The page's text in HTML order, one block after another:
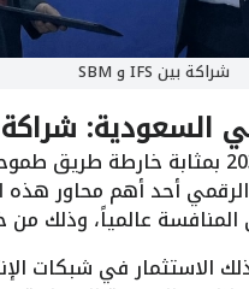
شراكة بين IFS و SBM
تعتبر رؤية 2030 بمثابة خارطة
أحد أهم محاور هذه
عالمياً، وذلك من
الاستثمار في شبكات